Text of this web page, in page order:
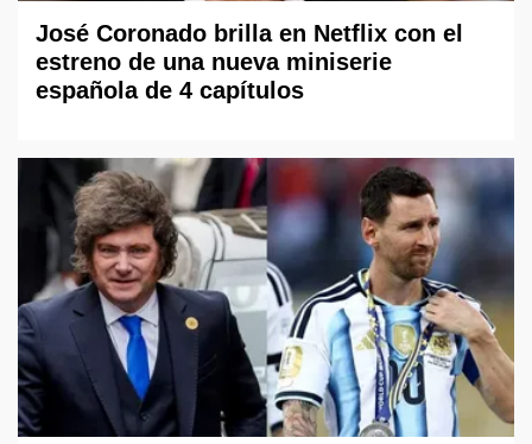
José Coronado brilla en Netflix con el
estreno de una nueva miniserie
española de 4 capítulos